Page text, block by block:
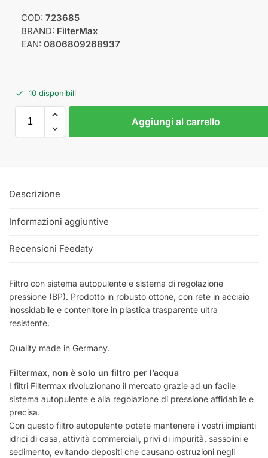
COD: 723685
BRAND: FilterMax
EAN: 0806809268937
10 disponibili
Aggiungi al carrello
Descrizione
Informazioni aggiuntive
Recensioni Feedaty
Filtro con sistema autopulente e sistema di regolazione
pressione (BP). Prodotto in robusto ottone, con rete in acciaio
inossidabile e contenitore in plastica trasparente ultra
resistente.
Quality made in Germany.
Filtermax, non è solo un filtro per l’acqua
I filtri Filtermax rivoluzionano il mercato grazie ad un facile
sistema autopulente e alla regolazione di pressione affidabile e
precisa.
Con questo filtro autopulente potete mantenere i vostri impianti
idrici di casa, attività commerciali, privi di impurità, sassolini e
sedimento, evitando depositi che causano ostruzioni negli